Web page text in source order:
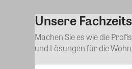
Unsere
Machen Sie es wie die
und Lösungen für die